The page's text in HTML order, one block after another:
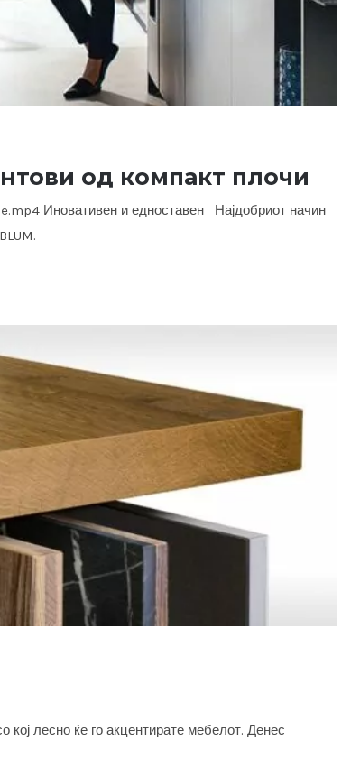
од компакт плочи
Иновативен и едноставен Најдобриот начин
лесно ќе го акцентирате мебелот. Денес